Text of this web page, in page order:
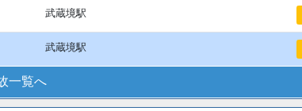
武蔵境駅
武蔵境駅
一覧へ